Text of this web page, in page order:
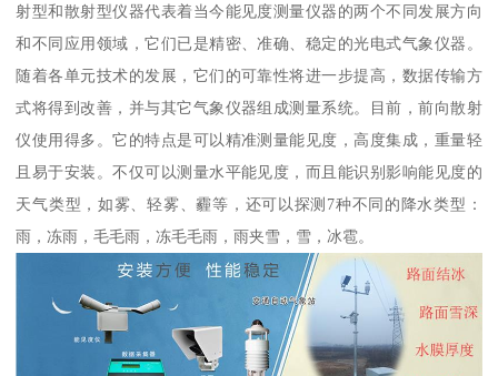
射型和散射型仪器代表着当今能见度测量仪器的两个不同发展方向
和不同应用领域，它们已是精密、准确、稳定的光电式气象仪器。
随着各单元技术的发展，它们的可靠性将进一步提高，数据传输方
式将得到改善，并与其它气象仪器组成测量系统。目前，前向散射
仪使用得多。它的特点是可以精准测量能见度，高度集成，重量轻
且易于安装。不仅可以测量水平能见度，而且能识别影响能见度的
天气类型，如雾、轻雾、霾等，还可以探测7种不同的降水类型：
雨，冻雨，毛毛雨，冻毛毛雨，雨夹雪，雪，冰雹。